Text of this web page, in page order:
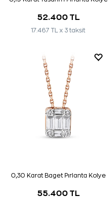
52.400 TL
17.467 TL x 3 taksit
0,30 Karat Baget Pırlanta Kolye
55.400 TL